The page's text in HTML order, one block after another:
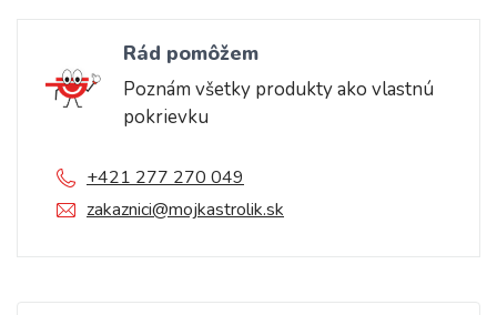
Rád pomôžem
Poznám všetky produkty ako vlastnú
pokrievku
+421 277 270 049
zakaznici@mojkastrolik.sk